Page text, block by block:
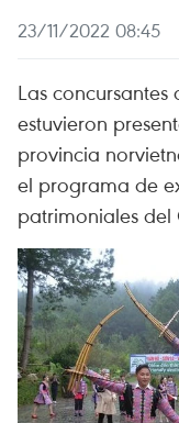
23/11/2022 08:45
Las concursantes
estuvieron
provincia
el programa de
patrimoniales